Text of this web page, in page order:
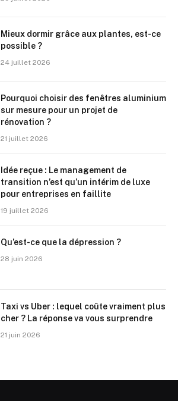
Mieux dormir grâce aux plantes, est-ce
possible ?
24 juillet 2026
Pourquoi choisir des fenêtres aluminium
sur mesure pour un projet de
rénovation ?
21 juillet 2026
Idée reçue : Le management de
transition n’est qu’un intérim de luxe
pour entreprises en faillite
19 juillet 2026
Qu’est-ce que la dépression ?
28 juin 2026
Taxi vs Uber : lequel coûte vraiment plus
cher ? La réponse va vous surprendre
21 juin 2026